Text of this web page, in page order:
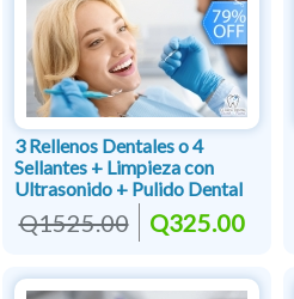
3 Rellenos Dentales o 4
Sellantes + Limpieza con
Ultrasonido + Pulido Dental
Q1525.00 Q325.00